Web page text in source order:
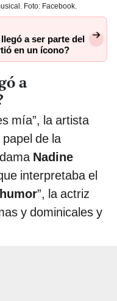
Foto: Facebook.
a ser parte del
en un ícono?
a
mía”, la artista
de la
Nadine
interpretaba el
”, la actriz
y dominicales y